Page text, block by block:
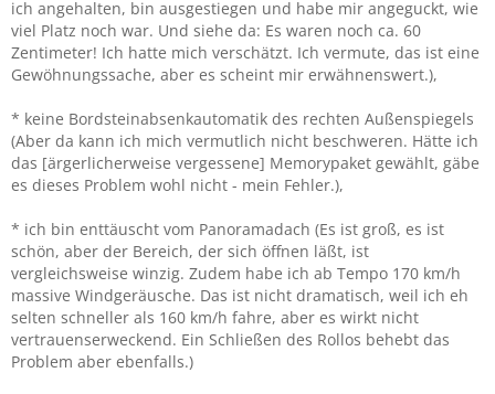
ich angehalten, bin ausgestiegen und habe mir angeguckt, wie
viel Platz noch war. Und siehe da: Es waren noch ca. 60
Zentimeter! Ich hatte mich verschätzt. Ich vermute, das ist eine
Gewöhnungssache, aber es scheint mir erwähnenswert.),
* keine Bordsteinabsenkautomatik des rechten Außenspiegels
(Aber da kann ich mich vermutlich nicht beschweren. Hätte ich
das [ärgerlicherweise vergessene] Memorypaket gewählt, gäbe
es dieses Problem wohl nicht - mein Fehler.),
* ich bin enttäuscht vom Panoramadach (Es ist groß, es ist
schön, aber der Bereich, der sich öffnen läßt, ist
vergleichsweise winzig. Zudem habe ich ab Tempo 170 km/h
massive Windgeräusche. Das ist nicht dramatisch, weil ich eh
selten schneller als 160 km/h fahre, aber es wirkt nicht
vertrauenserweckend. Ein Schließen des Rollos behebt das
Problem aber ebenfalls.)